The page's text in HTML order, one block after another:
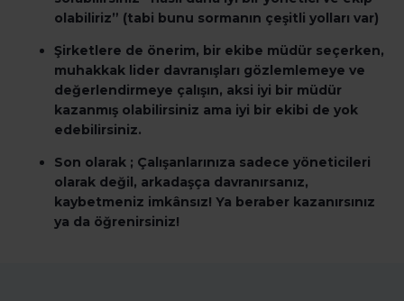
olabiliriz” (tabi bunu sormanın çeşitli yolları var)
Şirketlere de önerim, bir ekibe müdür seçerken,
muhakkak lider davranışları gözlemlemeye ve
değerlendirmeye çalışın, aksi iyi bir müdür
kazanmış olabilirsiniz ama iyi bir ekibi de yok
edebilirsiniz.
Son olarak ; Çalışanlarınıza sadece yöneticileri
olarak değil, arkadaşça davranırsanız,
kaybetmeniz imkânsız! Ya beraber kazanırsınız
ya da öğrenirsiniz!